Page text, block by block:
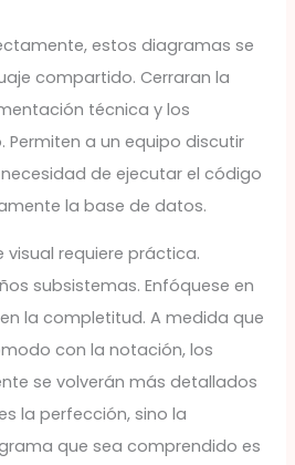
estos diagramas se
compartido. Cerraran la
técnica y los
Permiten a un equipo discutir
de ejecutar el código
la base de datos.
requiere práctica.
subsistemas. Enfóquese en
la completitud. A medida que
con la notación, los
se volverán más detallados
la perfección, sino la
que sea comprendido es